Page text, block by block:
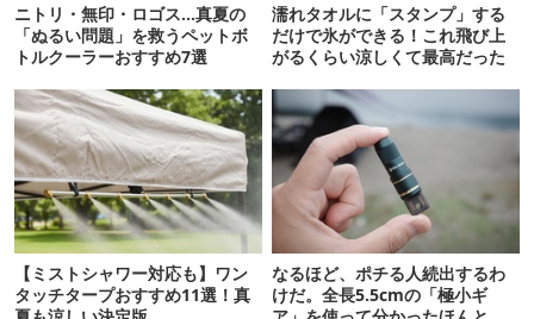
ニトリ・無印・ロゴス…真夏の
「ぬるい問題」を救うペットボ
トルクーラーおすすめ7選
濡れタオルに「スタンプ」する
だけで氷ができる！これ飛び上
がるくらい涼しくて最高だった
【ミストシャワー対応も】ワン
タッチタープおすすめ11選！真
なるほど、ポチる人続出するわ
けだ。全長5.5cmの「極小ギ